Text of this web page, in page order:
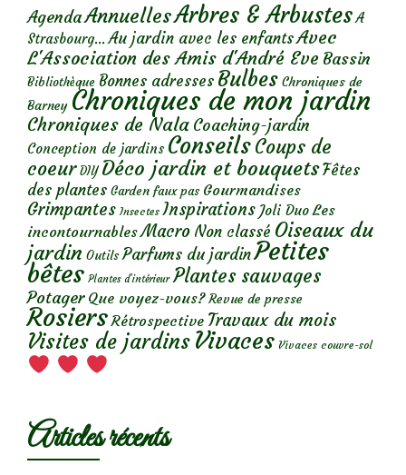
AgendaAnnuellesArbres & Arbustes A
Strasbourg... Au jardin avec les enfantsAvec
L'Association des Amis d'André Eve Bassin
Bibliothèque Bonnes adresses Bulbes Chroniques de
Barney Chroniques de mon jardin
Chroniques de Nala Coaching-jardin
Conception de jardins ConseilsCoups de
coeur DIY Déco jardin et bouquetsFêtes
des plantes Garden faux pas Gourmandises
Grimpantes Insectes Inspirations Joli Duo Les
incontournables Macro Non classé Oiseaux du
jardin Outils Parfums du jardinPetites
bêtes Plantes d’intérieur Plantes sauvages
Potager Que voyez-vous? Revue de presse
Rosiers Rétrospective Travaux du mois
Visites de jardins Vivaces Vivaces couvre-sol
Articles récents